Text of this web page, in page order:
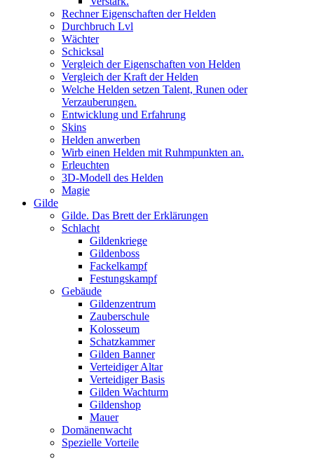
Rechner Eigenschaften der Helden
Durchbruch Lvl
Wächter
Schicksal
Vergleich der Eigenschaften von Helden
Vergleich der Kraft der Helden
Welche Helden setzen Talent, Runen oder
Verzauberungen.
Entwicklung und Erfahrung
Skins
Helden anwerben
Wirb einen Helden mit Ruhmpunkten an.
Erleuchten
3D-Modell des Helden
Magie
Gilde
Gilde. Das Brett der Erklärungen
Schlacht
Gildenkriege
Gildenboss
Fackelkampf
Festungskampf
Gebäude
Gildenzentrum
Zauberschule
Kolosseum
Schatzkammer
Gilden Banner
Verteidiger Altar
Verteidiger Basis
Gilden Wachturm
Gildenshop
Mauer
Domänenwacht
Spezielle Vorteile